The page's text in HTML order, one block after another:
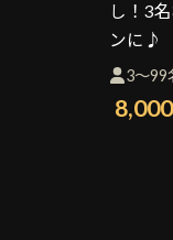
し！3
ンに♪
3～99
8,000